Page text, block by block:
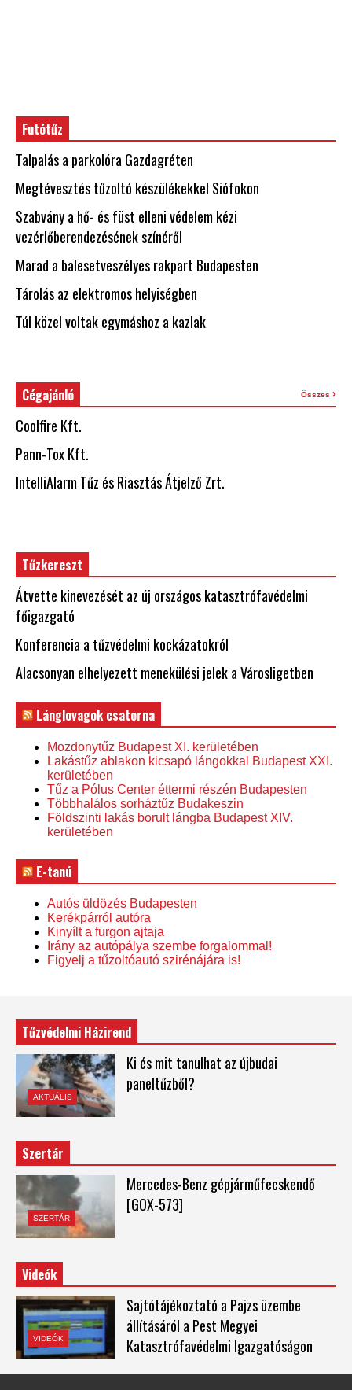
Futótűz
Talpalás a parkolóra Gazdagréten
Megtévesztés tűzoltó készülékekkel Siófokon
Szabvány a hő- és füst elleni védelem kézi
vezérlőberendezésének színéről
Marad a balesetveszélyes rakpart Budapesten
Tárolás az elektromos helyiségben
Túl közel voltak egymáshoz a kazlak
Cégajánló Összes
Coolfire Kft.
Pann-Tox Kft.
IntelliAlarm Tűz és Riasztás Átjelző Zrt.
Tűzkereszt
Átvette kinevezését az új országos katasztrófavédelmi
főigazgató
Konferencia a tűzvédelmi kockázatokról
Alacsonyan elhelyezett menekülési jelek a Városligetben
Lánglovagok csatorna
Mozdonytűz Budapest XI. kerületében
Lakástűz ablakon kicsapó lángokkal Budapest XXI.
kerületében
Tűz a Pólus Center éttermi részén Budapesten
Többhalálos sorháztűz Budakeszin
Földszinti lakás borult lángba Budapest XIV.
kerületében
E-tanú
Autós üldözés Budapesten
Kerékpárról autóra
Kinyílt a furgon ajtaja
Irány az autópálya szembe forgalommal!
Figyelj a tűzoltóautó szirénájára is!
Tűzvédelmi Házirend
AKTUÁLIS
Ki és mit tanulhat az újbudai
paneltűzből?
Szertár
SZERTÁR
Mercedes-Benz gépjárműfecskendő
[GOX-573]
Videók
VIDEÓK
Sajtótájékoztató a Pajzs üzembe
állításáról a Pest Megyei
Katasztrófavédelmi Igazgatóságon